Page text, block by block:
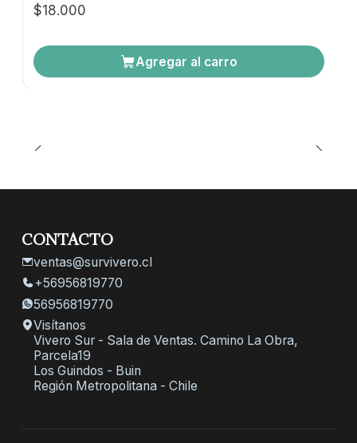
$18.000
Agregar al carro
CONTACTO
ventas@survivero.cl
+56956819770
56956819770
Visítanos
Vivero Sur - Sala de Ventas. Camino La Obra,
Parcela19
Los Guindos - Buin
Región Metropolitana - Chile